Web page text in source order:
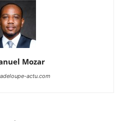
Mozar
actu.com